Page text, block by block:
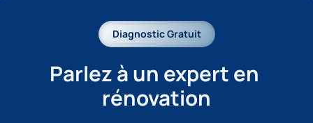
Diagnostic Gratuit
Parlez à un expert en
rénovation